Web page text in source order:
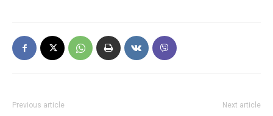
Previous article Next article